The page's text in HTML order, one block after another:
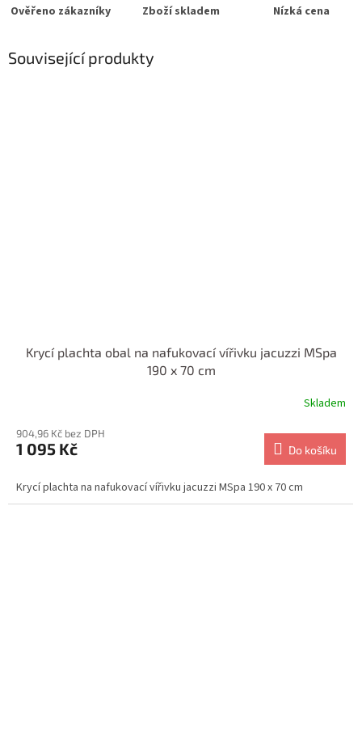
Ověřeno zákazníky Zboží skladem Nízká cena
Související produkty
Krycí plachta obal na nafukovací vířivku jacuzzi MSpa
190 x 70 cm
Skladem
904,96 Kč bez DPH
1 095 Kč Do košíku
Krycí plachta na nafukovací vířivku jacuzzi MSpa 190 x 70 cm